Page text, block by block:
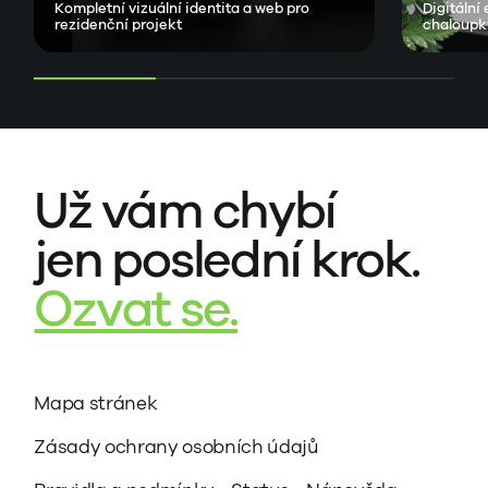
Kompletní vizuální identita a web pro
rezidenční projekt
Digitální
Už vám chybí
jen poslední krok.
Ozvat se.
Mapa stránek
Zásady ochrany osobních údajů